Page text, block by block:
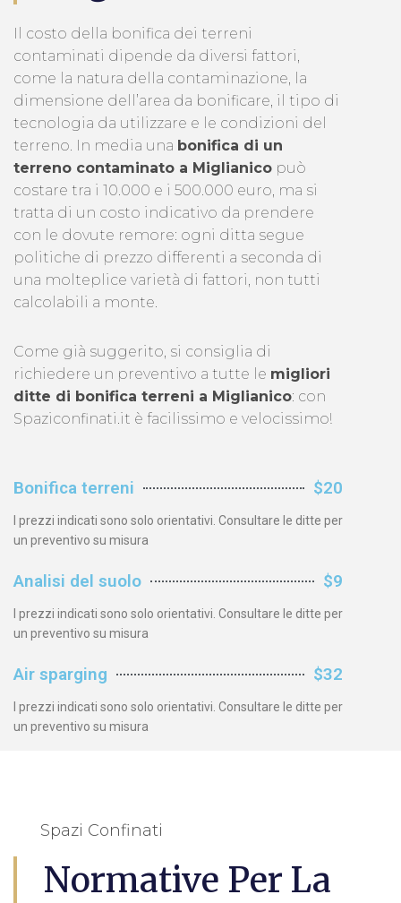
Il costo della bonifica dei terreni
contaminati dipende da diversi fattori,
come la natura della contaminazione, la
dimensione dell’area da bonificare, il tipo di
tecnologia da utilizzare e le condizioni del
terreno. In media una bonifica di un
terreno contaminato a Miglianico può
costare tra i 10.000 e i 500.000 euro, ma si
tratta di un costo indicativo da prendere
con le dovute remore: ogni ditta segue
politiche di prezzo differenti a seconda di
una molteplice varietà di fattori, non tutti
calcolabili a monte.
Come già suggerito, si consiglia di
richiedere un preventivo a tutte le migliori
ditte di bonifica terreni a Miglianico: con
Spaziconfinati.it è facilissimo e velocissimo!
Bonifica terreni $20
I prezzi indicati sono solo orientativi. Consultare le ditte per
un preventivo su misura
Analisi del suolo $9
I prezzi indicati sono solo orientativi. Consultare le ditte per
un preventivo su misura
Air sparging $32
I prezzi indicati sono solo orientativi. Consultare le ditte per
un preventivo su misura
Spazi Confinati
Normative Per La